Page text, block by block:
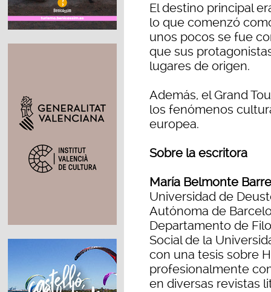
El destino principal
lo que comenzó
unos pocos se fue
que sus
lugares de origen.
Además, el Grand
los fenómenos
europea.
Sobre la escritora
María Belmonte
Universidad de
Autónoma de
Departamento de
Social de la
con una tesis sobre
profesionalmente
en diversas revistas